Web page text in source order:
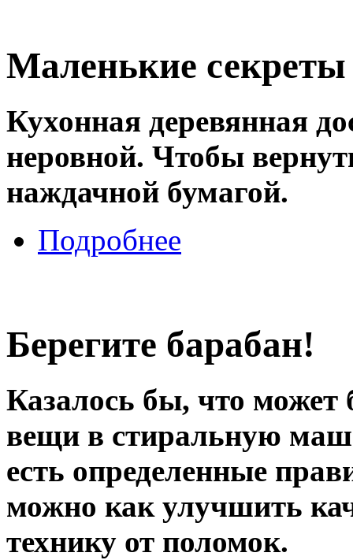
Маленькие секреты
Кухонная деревянная
неровной. Чтобы
наждачной бумагой.
Подробнее
Берегите барабан!
Казалось бы, что
вещи в стиральную
есть определенные
можно как улучшить
технику от поломок.